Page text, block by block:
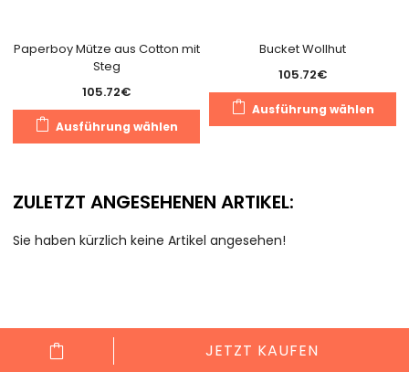
JETZT KAUFEN
Paperboy Mütze aus Cotton mit
Steg
105.72€
Ausführung wählen
Dieses
Produkt
Varianten
Die
der
Produktseite
Bucket Wollhut
105.72€
Ausführung wählen
ZULETZT ANGESEHENEN ARTIKEL:
Sie haben kürzlich keine Artikel angesehen!
Cookie Consent mit Real Cookie Banner